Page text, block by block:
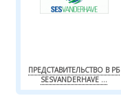
ПРЕДСТАВИТЕЛЬСТВО В РБ
SESVANDERHAVE ...